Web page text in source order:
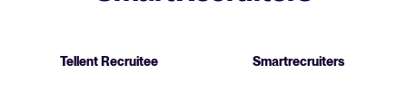
Tellent Recruitee Smartrecruiters